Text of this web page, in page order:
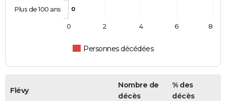
0
Personnes décédées
Plus de 100 ans
0 2 4 6 8
Flévy
Nombre de
décès
% des
décès